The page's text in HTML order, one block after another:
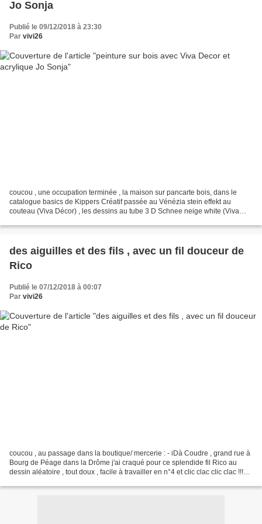
Jo Sonja
Publié le 09/12/2018 à 23:30
Par vivi26
coucou , une occupation terminée , la maison sur pancarte bois, dans le
catalogue basics de Kippers Créatif passée au Vénézia stein effekt au
couteau (Viva Décor) , les dessins au tube 3 D Schnee neige white (Viva
des aiguilles et des fils , avec un fil douceur de
Rico
Publié le 07/12/2018 à 00:07
Par vivi26
coucou , au passage dans la boutique/ mercerie : - iDà Coudre , grand rue à
Bourg de Péage dans la Drôme j'ai craqué pour ce splendide fil Rico au
dessin aléatoire , tout doux , facile à travailler en n°4 et clic clac clic clac !!!